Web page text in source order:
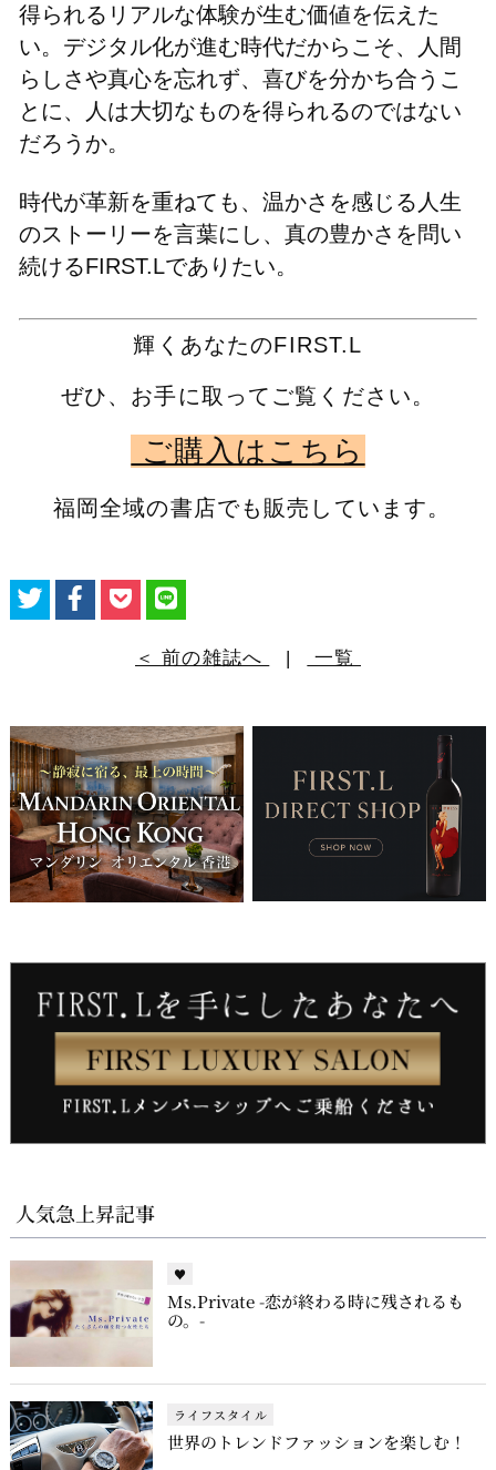
得られるリアルな体験が生む価値を伝えた
い。デジタル化が進む時代だからこそ、人間
らしさや真心を忘れず、喜びを分かち合うこ
とに、人は大切なものを得られるのではない
だろうか。
時代が革新を重ねても、温かさを感じる人生
のストーリーを言葉にし、真の豊かさを問い
続けるFIRST.Lでありたい。
輝くあなたのFIRST.L
ぜひ、お手に取ってご覧ください。
ご購入はこちら
福岡全域の書店でも販売しています。
＜ 前の雑誌へ 一覧
人気急上昇記事
♥
Ms.Private -恋が終わる時に残されるも
の。-
ライフスタイル
世界のトレンドファッションを楽しむ！